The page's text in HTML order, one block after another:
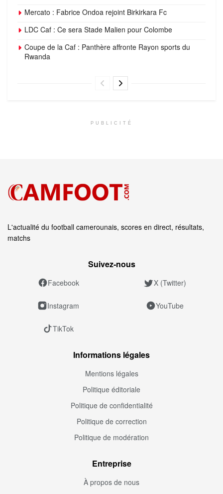
Mercato : Fabrice Ondoa rejoint Birkirkara Fc
LDC Caf : Ce sera Stade Malien pour Colombe
Coupe de la Caf : Panthère affronte Rayon sports du
Rwanda
PUBLICITÉ
L'actualité du football camerounais, scores en direct, résultats,
matchs
Suivez‑nous
Facebook X (Twitter)
Instagram YouTube
TikTok
Informations légales
Mentions légales
Politique éditoriale
Politique de confidentialité
Politique de correction
Politique de modération
Entreprise
À propos de nous